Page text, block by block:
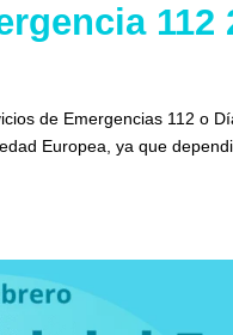
112
de Emergencias 112 o
Europea, ya que